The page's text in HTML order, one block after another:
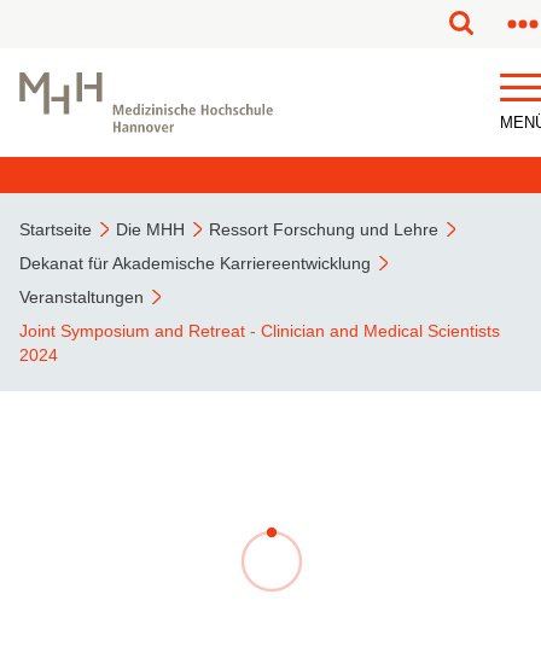
Startseite Die MHH
Ressort Forschung und Lehre
Dekanat für Akademische Karriereentwicklung
Veranstaltungen
Joint Symposium and Retreat - Clinician and Medical Scientists
2024